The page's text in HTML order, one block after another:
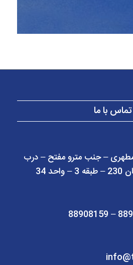
تماس با ما
– جنب مترو مفتح – درب
34